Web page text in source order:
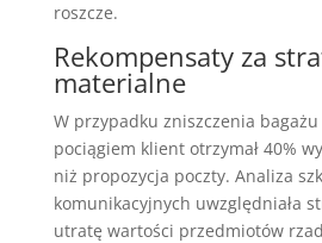
roszcze.
Rekompensaty za
materialne
W przypadku zniszczenia
pociągiem klient otrzymał 40%
niż propozycja poczty. Analiza
komunikacyjnych uwzględniała
utratę wartości przedmiotów